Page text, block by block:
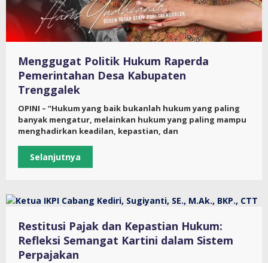
Menggugat Politik Hukum Raperda
Pemerintahan Desa Kabupaten
Trenggalek
OPINI – “Hukum yang baik bukanlah hukum yang paling
banyak mengatur, melainkan hukum yang paling mampu
menghadirkan keadilan, kepastian, dan
Selanjutnya
Restitusi Pajak dan Kepastian Hukum:
Refleksi Semangat Kartini dalam Sistem
Perpajakan